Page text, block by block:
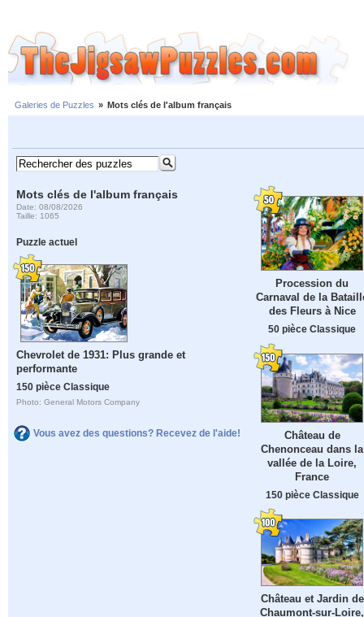
Galeries de Puzzles » Mots clés de l'album français
Mots clés de l'album français
Date: 08/08/2026
Taille: 1065
Puzzle actuel
Chevrolet de 1931: Plus grande et
performante
150 pièce Classique
Photo: General Motors Company
Vous avez des questions? Recevez de l'aide!
Procession du
Carnaval de la
des Fleurs à Nice
50 pièce Classique
Château de
Chenonceau dans la
vallée de la Loire,
France
150 pièce Classique
Château et Jardin de
Chaumont-sur-Loire,